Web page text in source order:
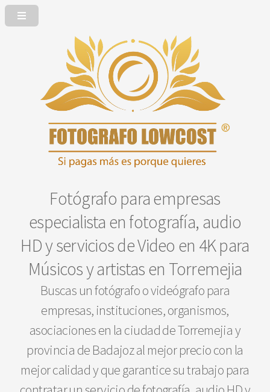
Fotógrafo para empresas
especialista en fotografía, audio
HD y servicios de Video en 4K para
Músicos y artistas en Torremejia
Buscas un fotógrafo o videógrafo para
empresas, instituciones, organismos,
asociaciones en la ciudad de Torremejia y
provincia de Badajoz al mejor precio con la
mejor calidad y que garantice su trabajo para